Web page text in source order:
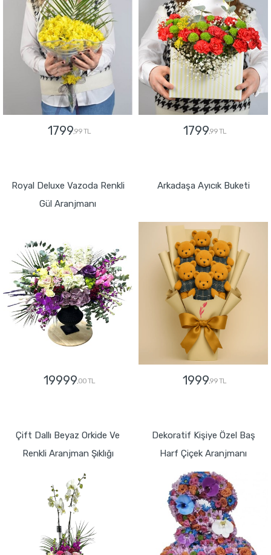
1799,99 TL 1799,99 TL
Royal Deluxe Vazoda Renkli
Gül Aranjmanı
19999,00 TL
Arkadaşa Ayıcık Buketi
1999,99 TL
Çift Dallı Beyaz Orkide Ve
Renkli Aranjman Şıklığı
Dekoratif Kişiye Özel Baş
Harf Çiçek Aranjmanı